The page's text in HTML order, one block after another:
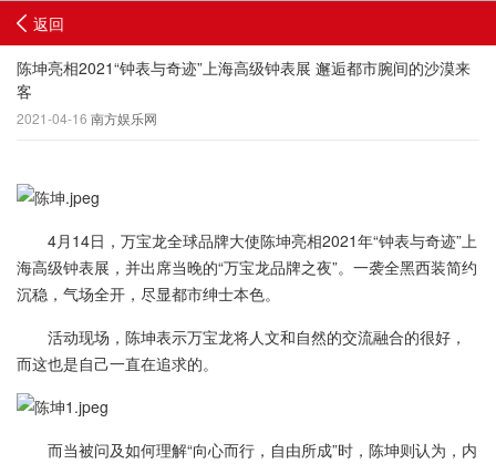
返回
陈坤亮相2021“钟表与奇迹”上海高级钟表展 邂逅都市腕间的沙漠来
客
2021-04-16 南方娱乐网
4月14日，万宝龙全球品牌大使陈坤亮相2021年“钟表与奇迹”上
海高级钟表展，并出席当晚的“万宝龙品牌之夜”。一袭全黑西装简约
沉稳，气场全开，尽显都市绅士本色。
活动现场，陈坤表示万宝龙将人文和自然的交流融合的很好，
而这也是自己一直在追求的。
而当被问及如何理解“向心而行，自由所成”时，陈坤则认为，内